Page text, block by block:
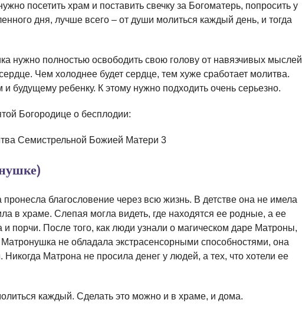
посетить храм и поставить свечку за Богоматерь, попросить у
дня, лучше всего – от души молиться каждый день, и тогда
нужно полностью освободить свою голову от навязчивых
Чем холоднее будет сердце, тем хуже сработает молитва.
будущему ребенку. К этому нужно подходить очень серьезно.
Богородице о бесплодии:
благословение через всю жизнь. В детстве она не имела
в храме. Слепая могла видеть, где находятся ее родные, а ее
и порчи. После того, как люди узнали о магическом даре Матроны,
не обладала экстрасенсорными способностями, она
Матрона не просила денег у людей, а тех, что хотели ее
каждый. Сделать это можно и в храме, и дома.